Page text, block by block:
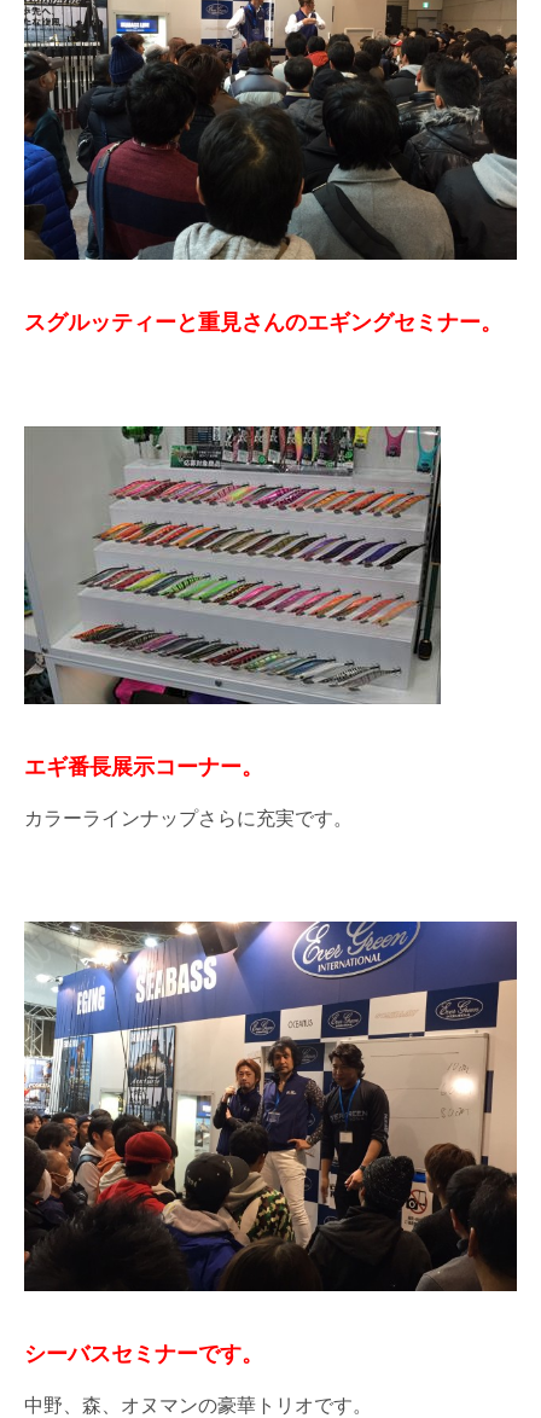
スグルッティーと重見さんのエギングセミナー。
エギ番長展示コーナー。
カラーラインナップさらに充実です。
シーバスセミナーです。
中野、森、オヌマンの豪華トリオです。